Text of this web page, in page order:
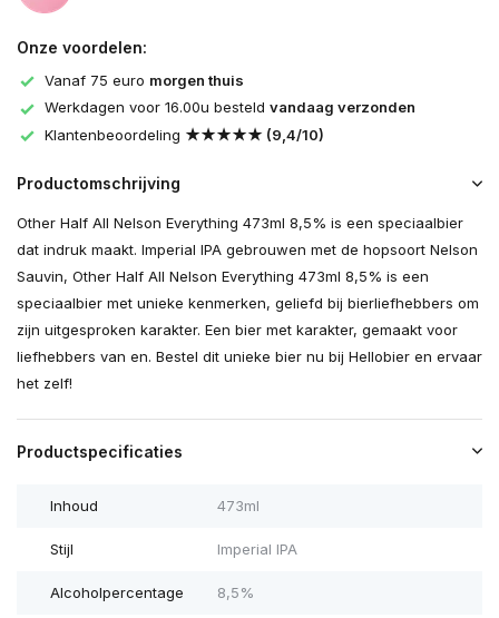
Onze voordelen:
Vanaf 75 euro morgen thuis
Werkdagen voor 16.00u besteld vandaag verzonden
Klantenbeoordeling ★★★★★ (9,4/10)
Productomschrijving
Other Half All Nelson Everything 473ml 8,5% is een speciaalbier
dat indruk maakt. Imperial IPA gebrouwen met de hopsoort Nelson
Sauvin, Other Half All Nelson Everything 473ml 8,5% is een
speciaalbier met unieke kenmerken, geliefd bij bierliefhebbers om
zijn uitgesproken karakter. Een bier met karakter, gemaakt voor
liefhebbers van en. Bestel dit unieke bier nu bij Hellobier en ervaar
het zelf!
Productspecificaties
Inhoud 473ml
Stijl Imperial IPA
Alcoholpercentage 8,5%